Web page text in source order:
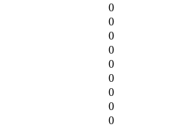
0
0
0
0
0
0
0
0
0